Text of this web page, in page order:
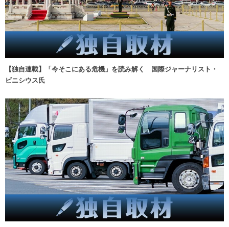
【独自連載】「今そこにある危機」を読み解く 国際ジャーナリスト・
ビニシウス氏